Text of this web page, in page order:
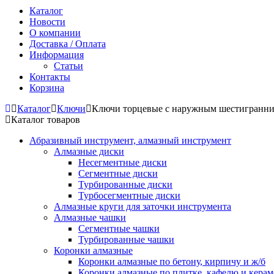
Каталог
Новости
О компании
Доставка / Оплата
Информация
Статьи
Контакты
Корзина
Каталог Ключи
Ключи торцевые с наружным
Каталог товаров
Абразивный инструмент, алмазный инструмент
Алмазные диски
Несегментные диски
Сегментные диски
Турбированные диски
Турбосегментные диски
Алмазные круги для заточки инструмента
Алмазные чашки
Сегментные чашки
Турбированные чашки
Коронки алмазные
Коронки алмазные по бетону, кирпичу и ж/б